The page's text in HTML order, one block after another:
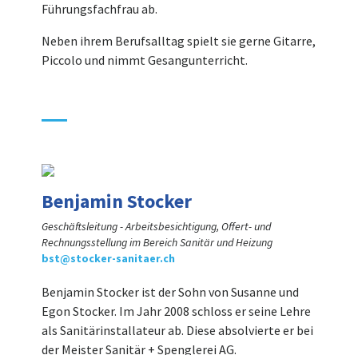
Führungsfachfrau ab.
Neben ihrem Berufsalltag spielt sie gerne Gitarre,
Piccolo und nimmt Gesangunterricht.
Benjamin Stocker
Geschäftsleitung - Arbeitsbesichtigung, Offert- und
Rechnungsstellung im Bereich Sanitär und Heizung
bst@stocker-sanitaer.ch
Benjamin Stocker ist der Sohn von Susanne und
Egon Stocker. Im Jahr 2008 schloss er seine Lehre
als Sanitärinstallateur ab. Diese absolvierte er bei
der Meister Sanitär + Spenglerei AG.